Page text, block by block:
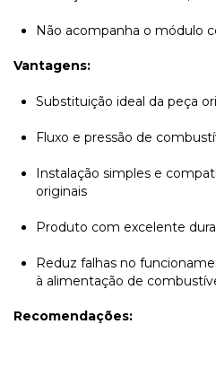
Não acompanha o módulo
Vantagens:
Substituição ideal da peça
Fluxo e pressão de
Instalação simples e
originais
Produto com excelente
Reduz falhas no
à alimentação de
Recomendações: